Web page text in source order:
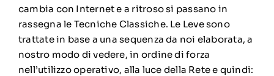
cambia con Internet e a ritroso si passano in
rassegna le Tecniche Classiche. Le Leve sono
trattate in base a una sequenza da noi elaborata, a
nostro modo di vedere, in ordine di forza
nell’utilizzo operativo, alla luce della Rete e quindi: